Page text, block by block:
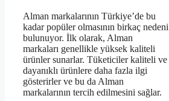
Alman markalarının Türkiye’de bu
kadar popüler olmasının birkaç nedeni
bulunuyor. İlk olarak, Alman
markaları genellikle yüksek kaliteli
ürünler sunarlar. Tüketiciler kaliteli ve
dayanıklı ürünlere daha fazla ilgi
gösterirler ve bu da Alman
markalarının tercih edilmesini sağlar.